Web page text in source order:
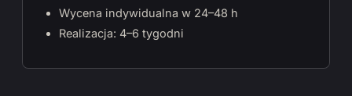
Wycena indywidualna w 24–48 h
Realizacja: 4–6 tygodni